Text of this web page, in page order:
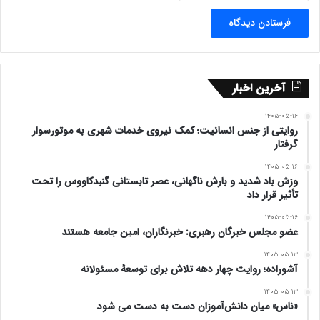
هفت. در عرصه های مختلف از مشاوران آگاه و خبره
استفاده کنید.
هشت. قرآن کریم تاکید می کند همه اعمال انسان مورد
رسیدگی و حساب و کتاب قرار دارد به قول دکتر پزشکیان
اگر فقط همیین را در نظام و حاکمیت به شکل دقیق مد
نظر داشته باشیم کشور گلستان می شود
آخرین اخبار
۱۴۰۵-۰۵-۱۶
روایتی از جنس انسانیت؛ کمک نیروی خدمات شهری به موتورسوار
گرفتار
۱۴۰۵-۰۵-۱۶
وزش باد شدید و بارش ناگهانی، عصر تابستانی گنبدکاووس را تحت
تأثیر قرار داد
۱۴۰۵-۰۵-۱۶
عضو مجلس خبرگان رهبری: خبرنگاران، امین جامعه هستند
۱۴۰۵-۰۵-۱۳
آشوراده؛ روایت چهار دهه تلاش برای توسعهٔ مسئولانه
۱۴۰۵-۰۵-۱۳
«ناس» میان دانش‌آموزان دست به دست می شود